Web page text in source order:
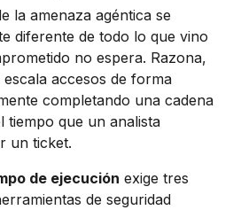
la amenaza agéntica se
diferente de todo lo que vino
no espera. Razona,
accesos de forma
completando una cadena
tiempo que un analista
un ticket.
de ejecución exige tres
de seguridad